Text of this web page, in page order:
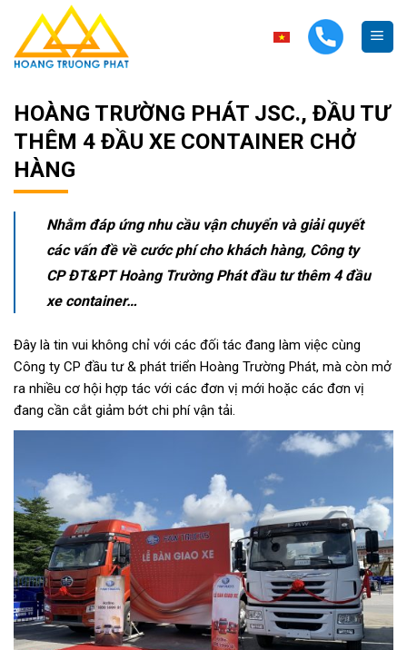
content
HOÀNG TRƯỜNG PHÁT JSC., ĐẦU TƯ
THÊM 4 ĐẦU XE CONTAINER CHỞ
HÀNG
Nhằm đáp ứng nhu cầu vận chuyển và giải quyết
các vấn đề về cước phí cho khách hàng, Công ty
CP ĐT&PT Hoàng Trường Phát đầu tư thêm 4 đầu
xe container…
Đây là tin vui không chỉ với các đối tác đang làm việc cùng
Công ty CP đầu tư & phát triển Hoàng Trường Phát, mà còn mở
ra nhiều cơ hội hợp tác với các đơn vị mới hoặc các đơn vị
đang cần cắt giảm bớt chi phí vận tải.